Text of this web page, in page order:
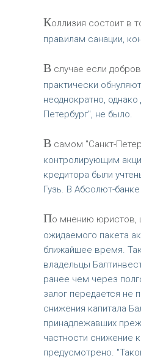
Коллизия состоит в
правилам санации,
Вслучае если
практически
неоднократно,
Петербург", не было.
Всамом "Санкт-
контролирующим
кредитора были
Гузь. В Абсолют-
По мнению юристов,
ожидаемого пакета
ближайшее время.
владельцы
ранее чем через
залог передается не
снижения капитала
принадлежавших
частности снижение
предусмотрено.